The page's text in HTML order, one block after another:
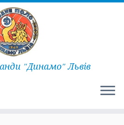
"Динамо" Львів